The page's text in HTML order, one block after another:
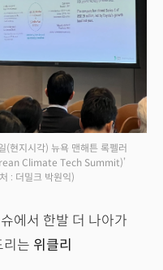
(현지시각) 뉴욕 맨해튼 록펠러
Climate Tech Summit)’
: 더밀크 박원익)
에서 한발 더 나아가
리는 위클리